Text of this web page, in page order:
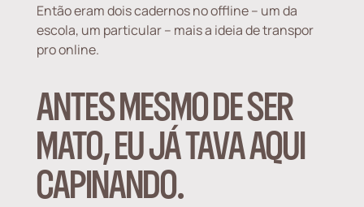
Então eram dois cadernos no offline – um da
escola, um particular – mais a ideia de transpor
pro online.
ANTES MESMO DE SER
MATO, EU JÁ TAVA AQUI
CAPINANDO.